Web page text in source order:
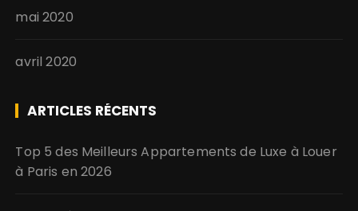
mai 2020
avril 2020
ARTICLES RÉCENTS
Top 5 des Meilleurs Appartements de Luxe à Louer
à Paris en 2026